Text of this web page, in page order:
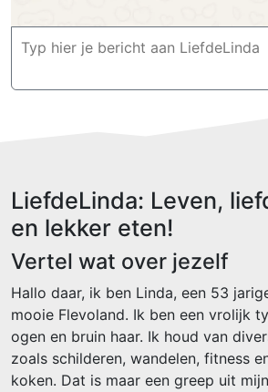
LiefdeLinda: Leven,
en lekker eten!
Vertel wat over jezelf
Hallo daar, ik ben Linda, een 53
mooie Flevoland. Ik ben een vrolijk
ogen en bruin haar. Ik houd van
zoals schilderen, wandelen, fitness
koken. Dat is maar een greep uit